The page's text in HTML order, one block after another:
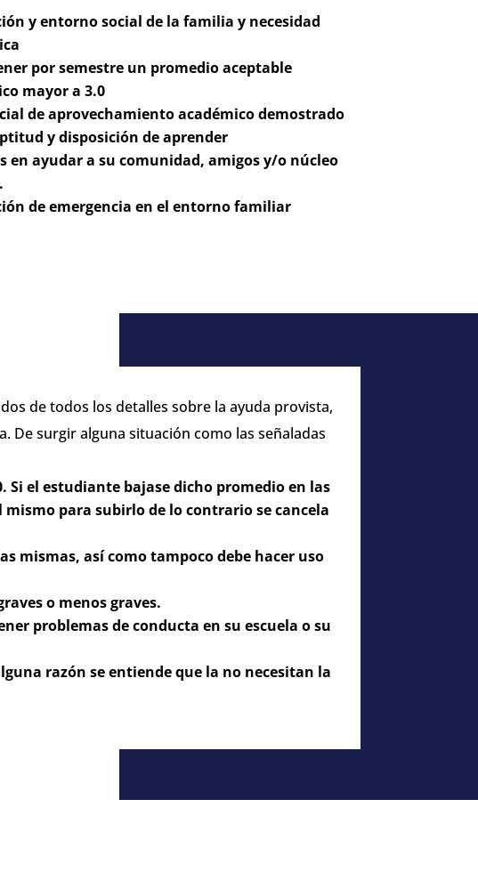
y entorno social de la familia y necesidad
por semestre un promedio aceptable
mayor a 3.0
de aprovechamiento académico demostrado
y disposición de aprender
en ayudar a su comunidad, amigos y/o núcleo
de emergencia en el entorno familiar
de todos los detalles sobre la ayuda provista,
De surgir alguna situación como las señaladas
Si el estudiante bajase dicho promedio en las
para subirlo de lo contrario se cancela
mismas, así como tampoco debe hacer uso
o menos graves.
problemas de conducta en su escuela o su
razón se entiende que la no necesitan la